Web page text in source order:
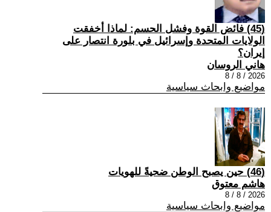
(45) فائض القوة وفشل الحسم: لماذا أخفقت
الولايات المتحدة وإسرائيل في بلورة انتصار على
إيران؟
هاني الروسان
2026 / 8 / 8
مواضيع وابحاث سياسية
(46) حين يصبح الوطن ضحيةً للهويات
هاشم معتوق
2026 / 8 / 8
مواضيع وابحاث سياسية